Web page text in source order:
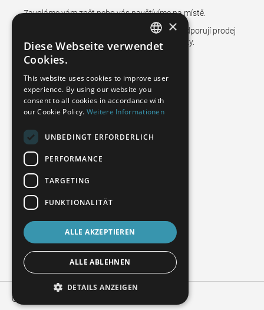
Zavoláme vám zpět nebo vás navštívíme na místě.
Pobočky a zástupci ve více než 50 zemích podporují prodej
a zajišťují poprodejní servis pro naše zákazníky.
VŠEOBECNÉ OBCHODNÍ PODMÍNKY
Prohlášení o ochraně osobních údajů
otisk
kontaktovat
Copyright © 2025 - Skupina WENZEL
GERMAN
POLISH
×
Diese Webseite verwendet
Cookies.
This website uses cookies to improve user
experience. By using our website you
consent to all cookies in accordance with
our Cookie Policy. Weitere Informationen
UNBEDINGT ERFORDERLICH
PERFORMANCE
TARGETING
FUNKTIONALITÄT
ALLE AKZEPTIEREN
ALLE ABLEHNEN
DETAILS ANZEIGEN